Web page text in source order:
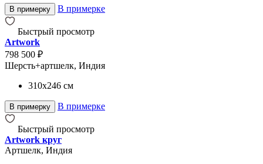
В примерку В примерке
Быстрый просмотр
Artwork
798 500 ₽
Шерсть+артшелк, Индия
310x246 см
В примерку В примерке
Быстрый просмотр
Artwork круг
Артшелк, Индия